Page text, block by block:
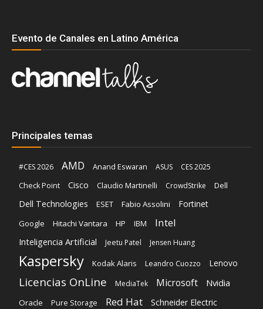
Evento de Canales en Latino América
Principales temas
#CES 2026 AMD Anand Eswaran ASUS
CES 2025
Check Point
Cisco Claudio Martinelli CrowdStrike Dell
Dell Technologies ESET Fabio Assolini Fortinet
Google Hitachi Vantara HP IBM Intel
Inteligencia Artificial Jeetu Patel Jensen Huang
Kaspersky Kodak Alaris Leandro Cuozzo Lenovo
Licencias OnLine MediaTek Microsoft Nvidia
Oracle Pure Storage Red Hat Schneider Electric